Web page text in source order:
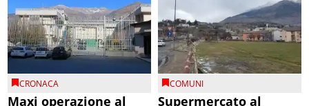
CRONACA
Maxi operazione al
COMUNI
Supermercato al